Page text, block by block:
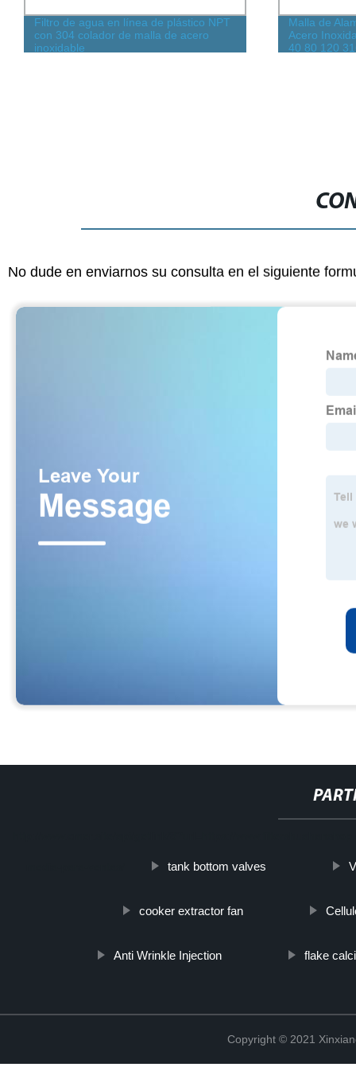
Filtro de agua en línea de plástico NPT
con 304 colador de malla de acero
inoxidable
Malla de
Acero
40 80 120
No dude en enviarnos su consulta en el siguiente
tank bottom valves
cooker extractor fan
Anti Wrinkle Injection flake
Copyright © 2021